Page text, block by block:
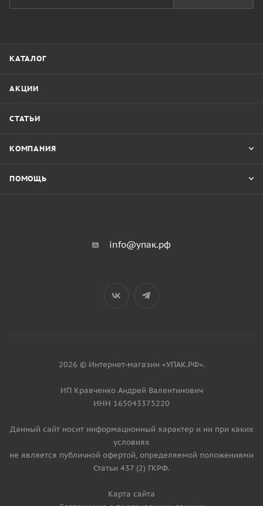
КАТАЛОГ
АКЦИИ
СТАТЬИ
КОМПАНИЯ
ПОМОЩЬ
info@упак.рф
2026 © Интернет-магазин «УПАК.РФ».
ИП Кравченко Андрей Валентинович
ИНН 165043375220
Данный сайт носит информационный характер и ни при каких
условиях
не является публичной офертой, определяемой положениями
Статьи 437 (2) ГКРФ.
Карта сайта